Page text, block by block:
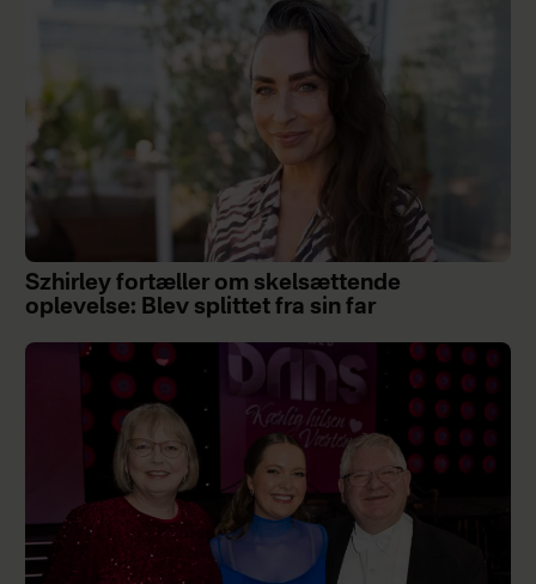
Szhirley fortæller om skelsættende
oplevelse: Blev splittet fra sin far